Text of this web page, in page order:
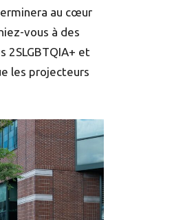
au cœur
vous à des
2SLGBTQIA+ et
les projecteurs